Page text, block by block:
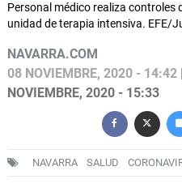
Personal médico realiza controles
unidad de terapia intensiva. EFE/
NAVARRA.COM
08 NOVIEMBRE, 2020 - 14:42
NOVIEMBRE, 2020 - 15:33
NAVARRA SALUD